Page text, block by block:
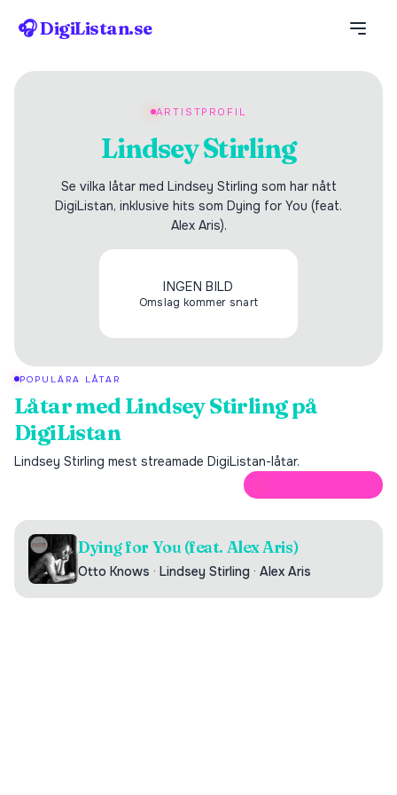
🎧 DigiListan.se
ARTISTPROFIL
Lindsey Stirling
Se vilka låtar med Lindsey Stirling som har nått
DigiListan, inklusive hits som Dying for You (feat.
Alex Aris).
INGEN BILD
Omslag kommer snart
POPULÄRA LÅTAR
Låtar medLindsey Stirlingpå
DigiListan
Lindsey Stirling mest streamade DigiListan-låtar.
Dying for You (feat. Alex Aris)
Otto Knows · Lindsey Stirling · Alex Aris